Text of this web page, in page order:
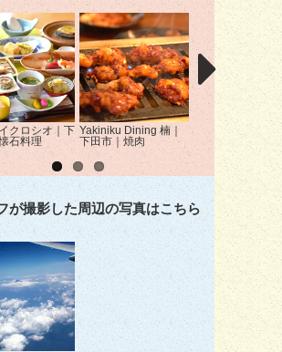
クロシオ｜下
石料理
Yakiniku Dining 楠｜
下田市｜焼肉
FermenCo.（フ
メンコ）｜下田
タリアン
が撮影した周辺の写真はこちら